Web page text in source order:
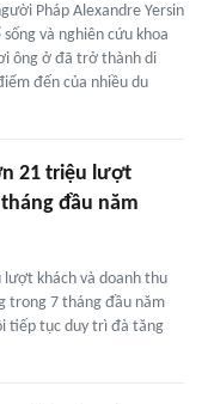
Pháp Alexandre Yersin
và nghiên cứu khoa
ông ở đã trở thành di
đến của nhiều du
21 triệu lượt
đầu năm
khách và doanh thu
trong 7 tháng đầu năm
tiếp tục duy trì đà tăng